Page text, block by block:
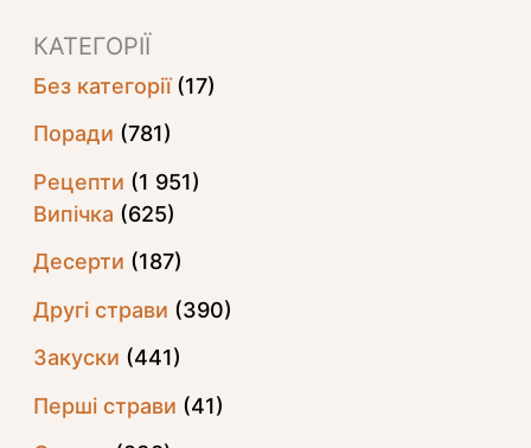
КАТЕГОРІЇ
Без категорії(17)
Поради (781)
Рецепти (1 951)
Випічка (625)
Десерти (187)
Другі страви (390)
Закуски (441)
Перші страви (41)